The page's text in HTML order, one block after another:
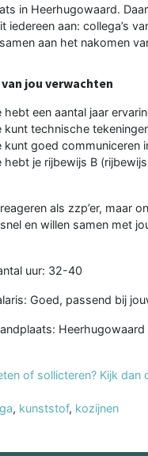
in Heerhugowaard.
iedereen aan: collega’s
aan het nakomen
jou verwachten
hebt een aantal jaar
kunt technische
kunt goed communiceren
hebt je rijbewijs B
als zzp’er, maar
en willen samen met
uur: 32-40
Goed, passend bij
Heerhugowaard
of sollicteren? Kijk dan
, kunststof, kozijnen